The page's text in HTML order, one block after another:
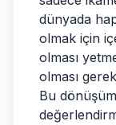
dünyada
olmak için
olması
olması
Bu